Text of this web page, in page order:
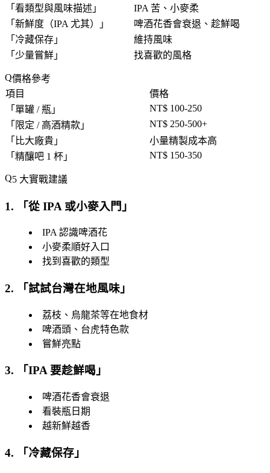
「 看類型與風味描述 」
IPA 苦、小麥柔
「 新鮮度（IPA 尤其） 」
啤酒花香會衰退、趁鮮喝
「 冷藏保存 」
維持風味
「 少量嘗鮮 」 找喜歡的風格
價格參考
項目
價格
「 單罐 / 瓶 」
NT$ 100-250
「 限定 / 高酒精款 」
NT$ 250-500+
「 比大廠貴 」
小量精製成本高
「 精釀吧 1 杯 」 NT$ 150-350
5 大實戰建議
1. 「從 IPA 或小麥入門 」
IPA 認識啤酒花
小麥柔順好入口
找到喜歡的類型
2. 「試試台灣在地風味 」
荔枝、烏龍茶等在地食材
啤酒頭、台虎特色款
嘗鮮亮點
3. 「IPA 要趁鮮喝 」
啤酒花香會衰退
看裝瓶日期
越新鮮越香
4. 「 冷藏保存 」